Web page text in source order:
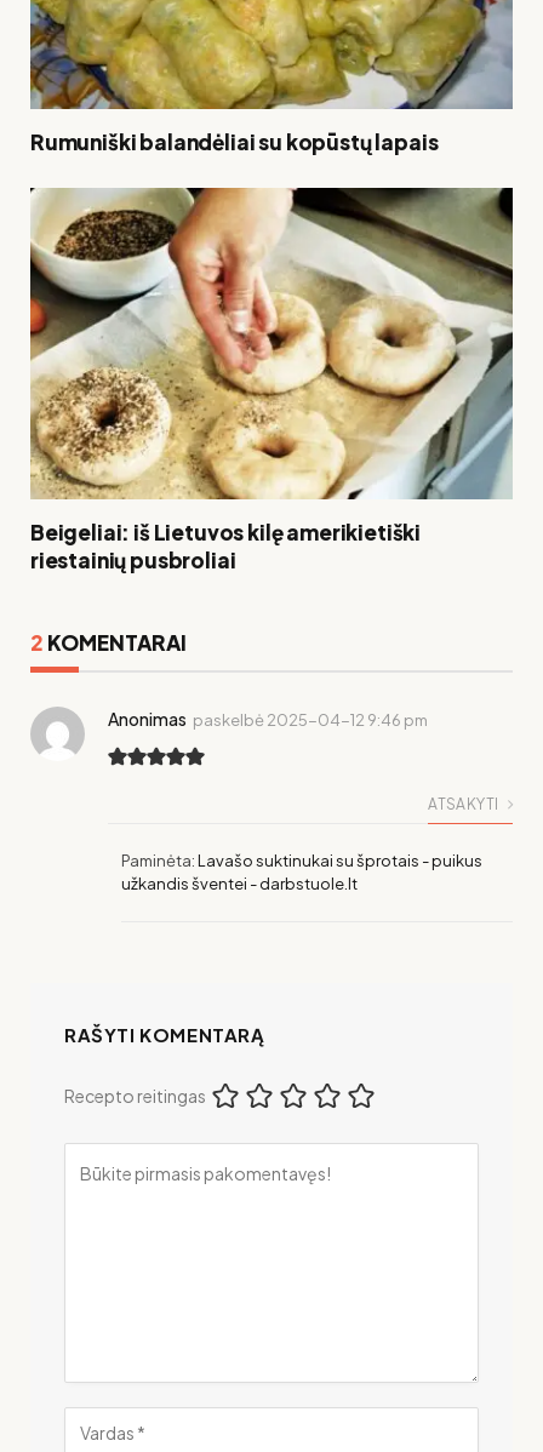
Rumuniški balandėliai su kopūstų lapais
Beigeliai: iš Lietuvos kilę amerikietiški
riestainių pusbroliai
2 KOMENTARAI
Anonimas paskelbė 2025-04-12 9:46 pm
ATSAKYTI
Paminėta:Lavašo suktinukai su šprotais - puikus
užkandis šventei - darbstuole.lt
RAŠYTI KOMENTARĄ
Recepto reitingas